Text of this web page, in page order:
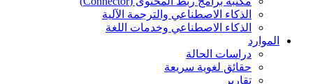
الذكاء الاصطناعي والترجمة الآلية
الذكاء الاصطناعي وخدمات اللغة
الموارد
دراسات الحالة
حقائق لغوية سريعة
تقارير